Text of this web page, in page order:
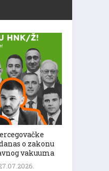
o zakonu
vakuuma